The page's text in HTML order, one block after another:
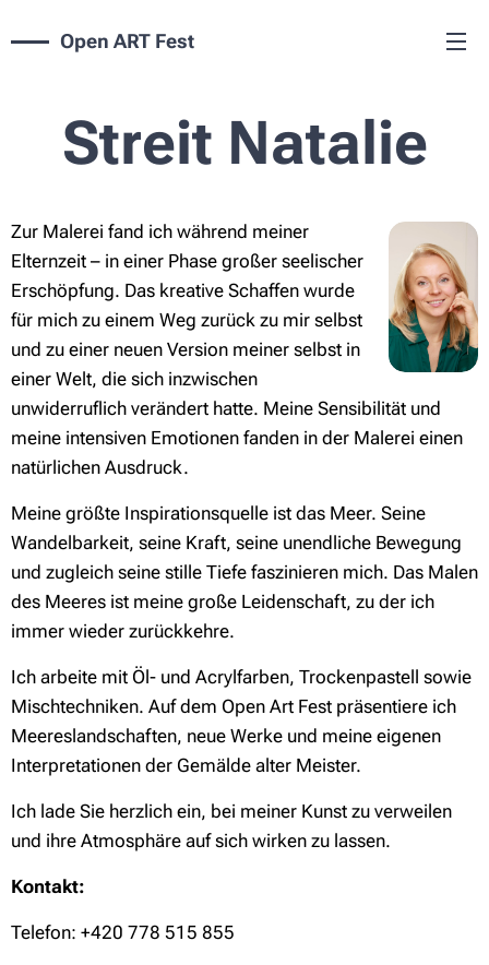
Open ART Fest
Streit Natalie
Zur Malerei fand ich während meiner
Elternzeit – in einer Phase großer seelischer
Erschöpfung. Das kreative Schaffen wurde
für mich zu einem Weg zurück zu mir selbst
und zu einer neuen Version meiner selbst in
einer Welt, die sich inzwischen
unwiderruflich verändert hatte. Meine Sensibilität und
meine intensiven Emotionen fanden in der Malerei einen
natürlichen Ausdruck.
Meine größte Inspirationsquelle ist das Meer. Seine
Wandelbarkeit, seine Kraft, seine unendliche Bewegung
und zugleich seine stille Tiefe faszinieren mich. Das Malen
des Meeres ist meine große Leidenschaft, zu der ich
immer wieder zurückkehre.
Ich arbeite mit Öl- und Acrylfarben, Trockenpastell sowie
Mischtechniken. Auf dem Open Art Fest präsentiere ich
Meereslandschaften, neue Werke und meine eigenen
Interpretationen der Gemälde alter Meister.
Ich lade Sie herzlich ein, bei meiner Kunst zu verweilen
und ihre Atmosphäre auf sich wirken zu lassen.
Kontakt:
Telefon: +420 778 515 855